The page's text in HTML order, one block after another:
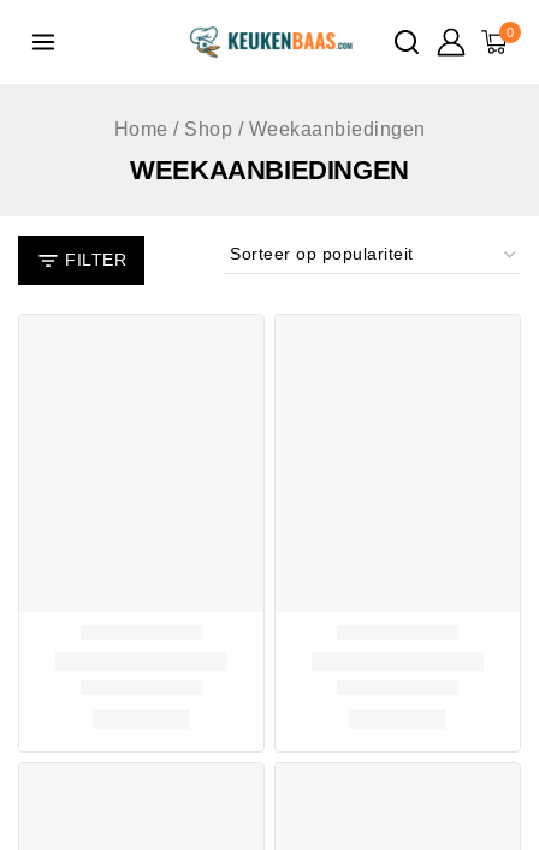
inhoud
0
Home / Shop / Weekaanbiedingen
WEEKAANBIEDINGEN
FILTER